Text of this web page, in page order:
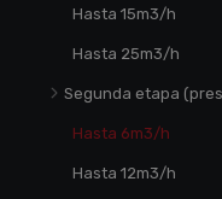
Hasta 15m3/h
Hasta 25m3/h
Segunda etapa
Hasta 6m3/h
Hasta 12m3/h